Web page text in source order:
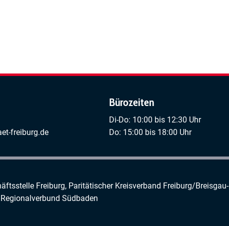
freiburg.de
Bürozeiten
Di-Do: 10:00 bis 12:30 Uhr
Do: 15:00 bis 18:00 Uhr
Freiburg, Paritätischer Kreisverband Freiburg/Breisgau-
Regionalverbund Südbaden